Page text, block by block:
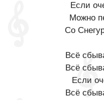
Если
Можно
Со
Всё
Всё
Если
Всё